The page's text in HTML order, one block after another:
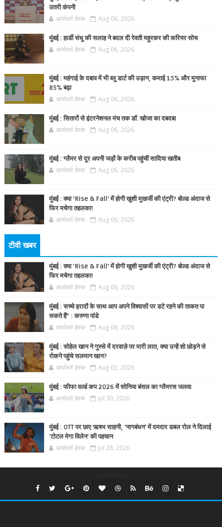
उतरी कंपनी
आर्यावर्त डेस्क Aug 06, 2026
मुंबई : हार्डी संधू की सलाह ने बदल दी रेवती महुरकर की करियर सोच
आर्यावर्त डेस्क Aug 06, 2026
मुंबई : महंगाई के दबाव में भी ब्लू डार्ट की उड़ान, कमाई 15% और मुनाफा
85% बढ़ा
आर्यावर्त डेस्क Aug 06, 2026
मुंबई : सितारों से इंटरनेशनल मंच तक डॉ. खोजा का दबदबा
आर्यावर्त डेस्क Aug 06, 2026
मुंबई : ग्लैमर से दूर अपनी जड़ों के करीब पहुंचीं सादिया खतीब
आर्यावर्त डेस्क Aug 06, 2026
मुंबई : क्या ‘Rise & Fall’ में होगी खुशी मुखर्जी की एंट्री? बोल्ड अंदाज से
फिर मचेगा तहलका!
आर्यावर्त डेस्क Aug 06, 2026
टीवी खबर
मुंबई : क्या ‘Rise & Fall’ में होगी खुशी मुखर्जी की एंट्री? बोल्ड अंदाज से
फिर मचेगा तहलका!
आर्यावर्त डेस्क Aug 06, 2026
मुंबई : सच्चे इरादों के साथ आप अपने विश्वासों पर डटे रहने की ताकत पा
सकते हैं” : करुणा पांडे
आर्यावर्त डेस्क Aug 06, 2026
मुंबई : सोहेल खान ने गुस्से में दरवाज़े पर मारी लात, क्या उन्हें शो छोड़ने से
रोकने पहुंचे सलमान खान?
आर्यावर्त डेस्क Aug 03, 2026
मुंबई : फीफा वर्ल्ड कप 2026 में सोनिया बंसल का ग्लैमरस जलवा
आर्यावर्त डेस्क Jul 30, 2026
मुंबई : OTT पर छाए ऋषभ साहनी, 'नागबंधन' में दमदार डबल रोल ने दिलाई
'टोटल मेगा विलेन' की पहचान
आर्यावर्त डेस्क Jul 28, 2026